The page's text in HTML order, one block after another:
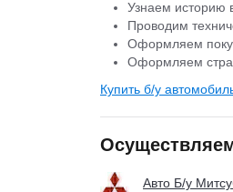
Узнаем историю
Проводим
Оформляем
Оформляем
Купить б/у
Авто Б/у